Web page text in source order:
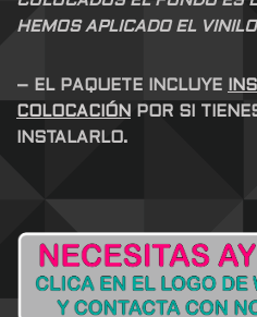
HEMOS APLICADO EL
– EL PAQUETE INCLUYE
COLOCACIÓN
POR SI
INSTALARLO.